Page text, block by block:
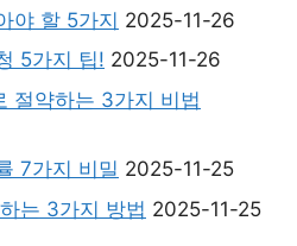
야 할 5가지 2025-11-26
5가지 팁! 2025-11-26
절약하는 3가지 비법
7가지 비밀 2025-11-25
는 3가지 방법 2025-11-25